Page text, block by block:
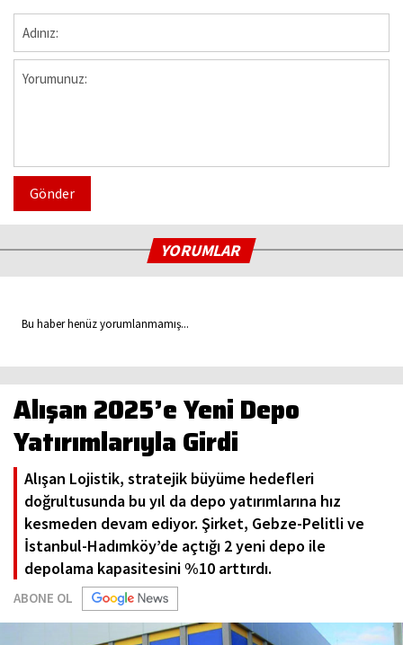
Gönder
YORUMLAR
Bu haber henüz yorumlanmamış...
Alışan 2025’e Yeni Depo
Yatırımlarıyla Girdi
Alışan Lojistik, stratejik büyüme hedefleri
doğrultusunda bu yıl da depo yatırımlarına hız
kesmeden devam ediyor. Şirket, Gebze-Pelitli ve
İstanbul-Hadımköy’de açtığı 2 yeni depo ile
depolama kapasitesini %10 arttırdı.
ABONE OL